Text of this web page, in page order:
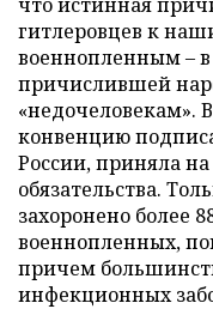
гитлеровцев к
военнопленным – в
причислившей
«недочеловекам».
конвенцию
России, приняла
обязательства.
захоронено более
военнопленных,
причем
инфекционных